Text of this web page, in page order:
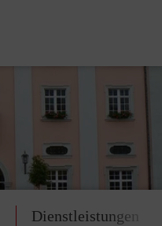
Dienstleistungen